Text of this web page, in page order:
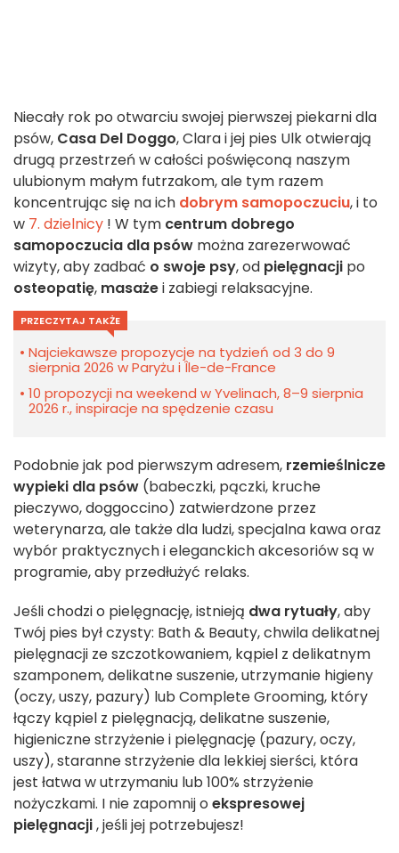
Niecały rok po otwarciu swojej pierwszej piekarni dla
psów, Casa Del Doggo, Clara i jej pies Ulk otwierają
drugą przestrzeń w całości poświęconą naszym
ulubionym małym futrzakom, ale tym razem
koncentrując się na ich dobrym samopoczuciu, i to
w 7. dzielnicy ! W tym centrum dobrego
samopoczucia dla psów można zarezerwować
wizyty, aby zadbać o swoje psy, od pielęgnacji po
osteopatię, masażei zabiegi relaksacyjne.
PRZECZYTAJ TAKŻE
Najciekawsze propozycje na tydzień od 3 do 9
sierpnia 2026 w Paryżu i Île-de-France
10 propozycji na weekend w Yvelinach, 8–9 sierpnia
2026 r., inspiracje na spędzenie czasu
Podobnie jak pod pierwszym adresem, rzemieślnicze
wypieki dla psów (babeczki, pączki, kruche
pieczywo, doggoccino) zatwierdzone przez
weterynarza, ale także dla ludzi, specjalna kawa oraz
wybór praktycznych i eleganckich akcesoriów są w
programie, aby przedłużyć relaks.
Jeśli chodzi o pielęgnację, istnieją dwa rytuały, aby
Twój pies był czysty: Bath & Beauty, chwila delikatnej
pielęgnacji ze szczotkowaniem, kąpiel z delikatnym
szamponem, delikatne suszenie, utrzymanie higieny
(oczy, uszy, pazury) lub Complete Grooming, który
łączy kąpiel z pielęgnacją, delikatne suszenie,
higieniczne strzyżenie i pielęgnację (pazury, oczy,
uszy), staranne strzyżenie dla lekkiej sierści, która
jest łatwa w utrzymaniu lub 100% strzyżenie
nożyczkami. I nie zapomnij o ekspresowej
pielęgnacji, jeśli jej potrzebujesz!